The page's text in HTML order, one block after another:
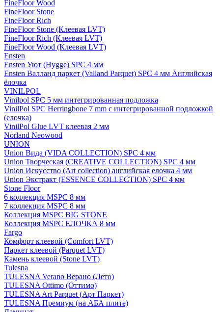
FineFloor Wood
FineFloor Stone
FineFloor Rich
FineFloor Stone (Клеевая LVT)
FineFloor Rich (Клеевая LVT)
FineFloor Wood (Клеевая LVT)
Ensten
Ensten Уют (Hygge) SPC 4 мм
Ensten Валланд паркет (Valland Parquet) SPC 4 мм Английская
ёлочка
VINILPOL
Vinilpol SPC 5 мм интегрированная подложка
VinilPol SPC Herringbone 7 mm с интегрированной подложкой
(елочка)
VinilPol Glue LVT клеевая 2 мм
Norland Neowood
UNION
Union Вида (VIDA COLLECTION) SPC 4 мм
Union Творческая (CREATIVE COLLECTION) SPC 4 мм
Union Искусство (Art collection) английская елочка 4 мм
Union Экстракт (ESSENCE COLLECTION) SPC 4 мм
Stone Floor
6 коллекция MSPC 8 мм
7 коллекция MSPC 8 мм
Коллекция MSPC BIG STONE
Коллекция MSPC ЕЛОЧКА 8 мм
Fargo
Комфорт клеевой (Comfort LVT)
Паркет клеевой (Parquet LVT)
Камень клеевой (Stone LVT)
Tulesna
TULESNA Verano Верано (Лето)
TULESNA Ottimo (Оттимо)
TULESNA Art Parquet (Арт Паркет)
TULESNA Премиум (на АБА плите)